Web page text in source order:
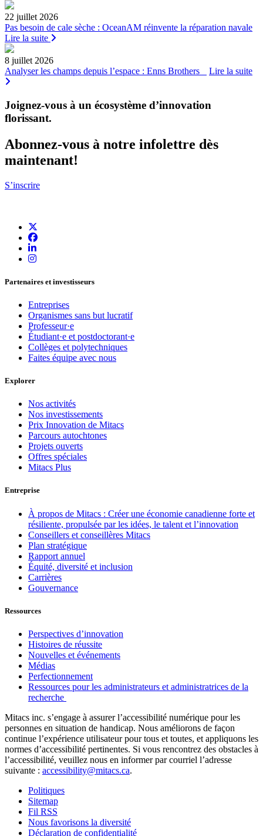
22 juillet 2026
Pas besoin de cale sèche : OceanAM réinvente la réparation navale
Lire la suite
8 juillet 2026
Analyser les champs depuis l’espace : Enns Brothers
Lire la suite
Joignez-vous à un écosystème d’innovation
florissant.
Abonnez-vous à notre infolettre dès
maintenant!
S’inscrire
Partenaires et investisseurs
Entreprises
Organismes sans but lucratif
Professeur·e
Étudiant·e et postdoctorant·e
Collèges et polytechniques
Faites équipe avec nous
Explorer
Nos activités
Nos investissements
Prix Innovation de Mitacs
Parcours autochtones
Projets ouverts
Offres spéciales
Mitacs Plus
Entreprise
À propos de Mitacs : Créer une économie canadienne forte et
résiliente, propulsée par les idées, le talent et l’innovation
Conseillers et conseillères Mitacs
Plan stratégique
Rapport annuel
Équité, diversité et inclusion
Carrières
Gouvernance
Ressources
Perspectives d’innovation
Histoires de réussite
Nouvelles et événements
Médias
Perfectionnement
Ressources pour les administrateurs et administratrices de la
recherche
Mitacs inc. s’engage à assurer l’accessibilité numérique pour les
personnes en situation de handicap. Nous améliorons de façon
continue l’expérience utilisateur pour tous et toutes, et appliquons les
normes d’accessibilité pertinentes. Si vous rencontrez des obstacles à
l’accessibilité, veuillez nous en informer par courriel l’adresse
suivante : accessibility@mitacs.ca.
Politiques
Sitemap
Fil RSS
Nous favorisons la diversité
Déclaration de confidentialité